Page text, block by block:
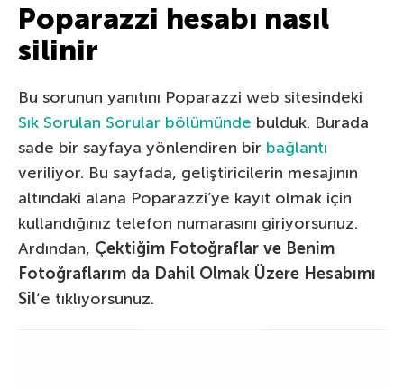
Poparazzi hesabı nasıl
silinir
Bu sorunun yanıtını Poparazzi web sitesindeki
Sık Sorulan Sorular bölümünde bulduk. Burada
sade bir sayfaya yönlendiren bir bağlantı
veriliyor. Bu sayfada, geliştiricilerin mesajının
altındaki alana Poparazzi’ye kayıt olmak için
kullandığınız telefon numarasını giriyorsunuz.
Ardından, Çektiğim Fotoğraflar ve Benim
Fotoğraflarım da Dahil Olmak Üzere Hesabımı
Sil‘e tıklıyorsunuz.